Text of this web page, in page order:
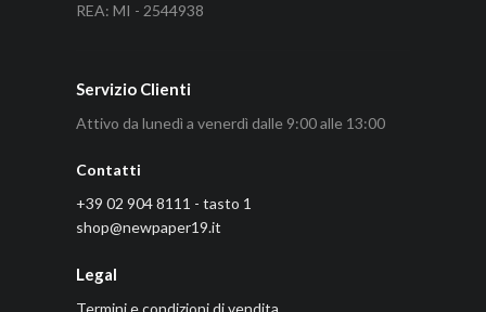
REA: MI - 2544938
Servizio Clienti
Attivo da lunedì a venerdì dalle 9:00 alle 13:00
Contatti
+39 02 904 8111 - tasto 1
shop@newpaper19.it
Legal
Termini e condizioni di vendita